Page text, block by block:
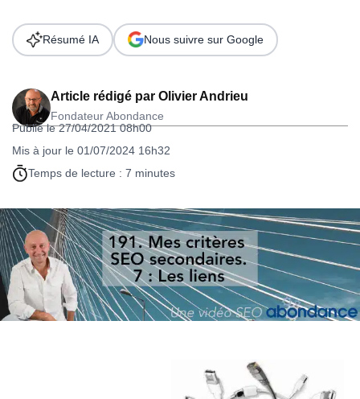
Article rédigé par Olivier Andrieu
Fondateur Abondance
Publié le 27/04/2021 08h00
Mis à jour le 01/07/2024 16h32
Temps de lecture : 7 minutes
Résumé IA Nous suivre sur Google